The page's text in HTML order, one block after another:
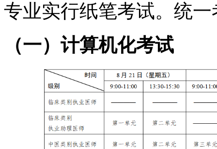
专业实行纸笔考试。统
（一）计算机化考试